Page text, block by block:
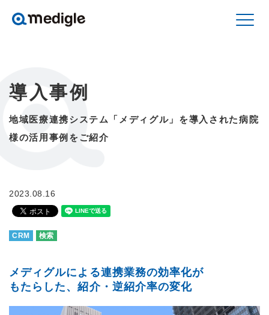
導入事例
地域医療連携システム「メディグル」を導入された病院
様の活用事例をご紹介
2023.08.16
CRM 検索
メディグルによる連携業務の効率化が
もたらした、紹介・逆紹介率の変化